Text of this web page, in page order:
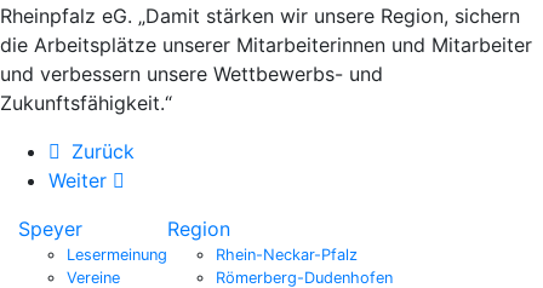
Rheinpfalz eG. „Damit stärken wir unsere Region, sichern
die Arbeitsplätze unserer Mitarbeiterinnen und Mitarbeiter
und verbessern unsere Wettbewerbs- und
Zukunftsfähigkeit.“
Zurück
Weiter
Speyer
Lesermeinung
Vereine
Region
Rhein-Neckar-Pfalz
Römerberg-Dudenhofen